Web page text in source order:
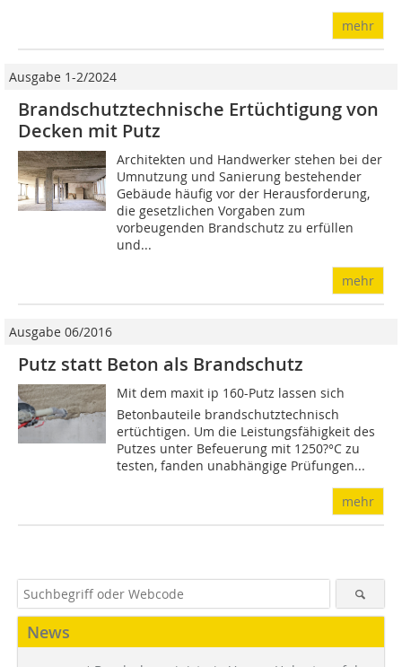
mehr
Ausgabe 1-2/2024
Brandschutztechnische Ertüchtigung von
Decken mit Putz
Architekten und Handwerker stehen bei der
Umnutzung und Sanierung bestehender
Gebäude häufig vor der Herausforderung,
die gesetzlichen Vorgaben zum
vorbeugenden Brandschutz zu erfüllen
und...
mehr
Ausgabe 06/2016
Putz statt Beton als Brandschutz
Mit dem maxit ip 160-Putz lassen sich
Betonbauteile brandschutztechnisch
ertüchtigen. Um die Leistungsfähigkeit des
Putzes unter Befeuerung mit 1250?°C zu
testen, fanden unabhängige Prüfungen...
mehr
News